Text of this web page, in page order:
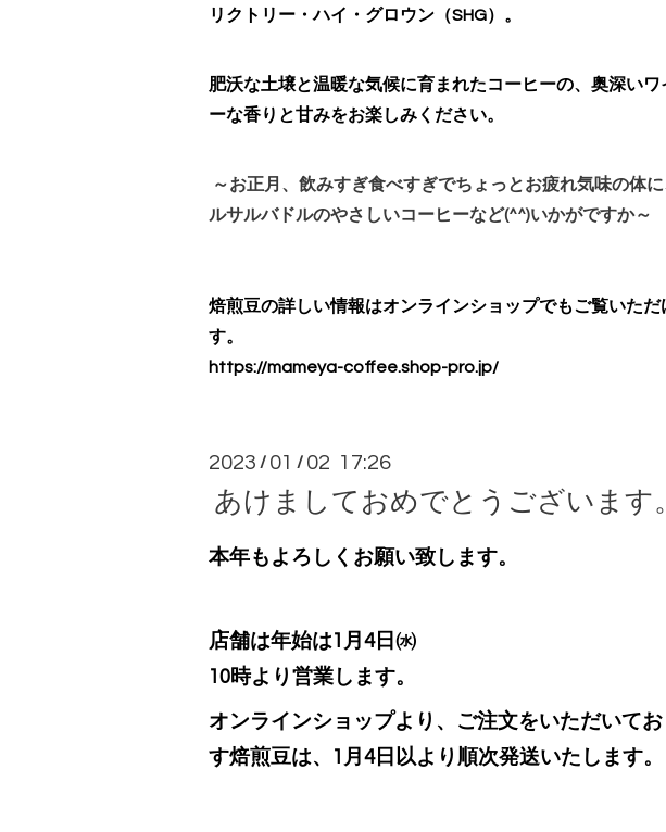
リクトリー・ハイ・グロウン（SHG）。
肥沃な土壌と温暖な気候に育まれたコーヒーの、 奥深いワ
ーな香りと甘みをお楽しみください。
～お正月、飲みすぎ食べすぎでちょっとお疲れ気味の体に
ルサルバドルのやさしいコーヒーなど(^^)いかがですか～
焙煎豆の詳しい情報はオンラインショップでもご覧いただ
す。
https://mameya-coffee.shop-pro.jp/
2023 / 01 / 02 17:26
あけましておめでとうございます
本年もよろしくお願い致します。
店舗は年始は1月4日㈬
10時より営業します。
オンラインショップより、ご注文をいただいてお
す焙煎豆は、1月4日以より順次発送いたします。